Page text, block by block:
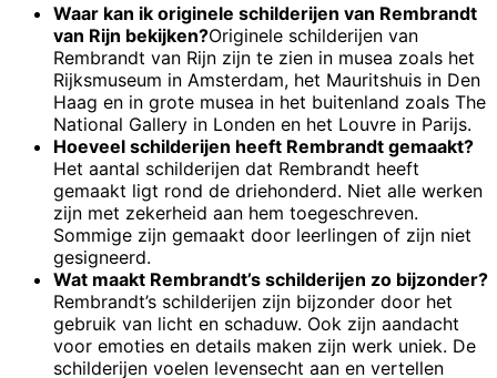
Waar kan ik originele schilderijen van Rembrandt
van Rijn bekijken?Originele schilderijen van
Rembrandt van Rijn zijn te zien in musea zoals het
Rijksmuseum in Amsterdam, het Mauritshuis in Den
Haag en in grote musea in het buitenland zoals The
National Gallery in Londen en het Louvre in Parijs.
Hoeveel schilderijen heeft Rembrandt gemaakt?
Het aantal schilderijen dat Rembrandt heeft
gemaakt ligt rond de driehonderd. Niet alle werken
zijn met zekerheid aan hem toegeschreven.
Sommige zijn gemaakt door leerlingen of zijn niet
gesigneerd.
Wat maakt Rembrandt’s schilderijen zo bijzonder?
Rembrandt’s schilderijen zijn bijzonder door het
gebruik van licht en schaduw. Ook zijn aandacht
voor emoties en details maken zijn werk uniek. De
schilderijen voelen levensecht aan en vertellen